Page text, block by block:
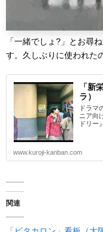
「一緒でしょ?」とお尋
す。久しぶりに使われた
「新
ラ）
ドラマ
ニア向
ドリー
www.kuroji-kanban.com
関連